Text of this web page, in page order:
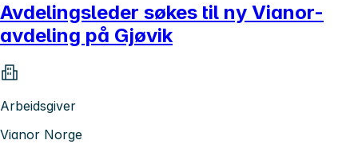
Avdelingsleder søkes til ny Vianor-
avdeling på Gjøvik
Arbeidsgiver
Vianor Norge